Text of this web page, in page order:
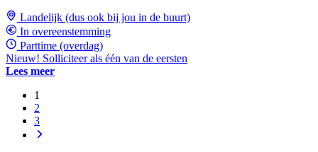
Landelijk (dus ook bij jou in de buurt)
In overeenstemming
Parttime (overdag)
Nieuw! Solliciteer als één van de eersten
Lees meer
1
2
3